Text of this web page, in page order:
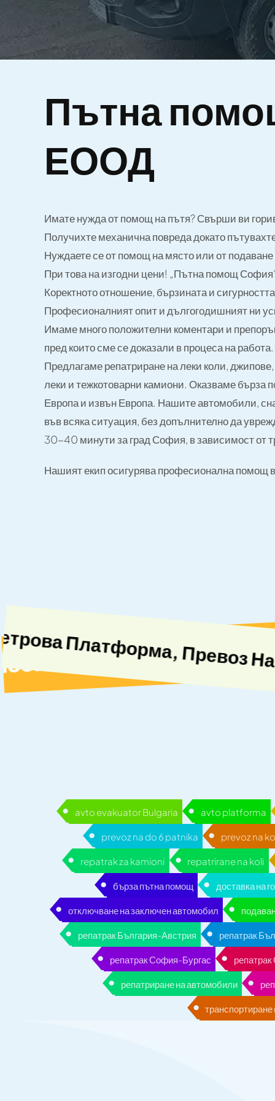
Пътна
ЕООД
Имате нужда от помощ на пътя? Свърши ви
Получихте механична повреда докато
Нуждаете се от помощ на място или от
При това на изгодни цени! „Пътна помощ
Коректното отношение, бързината и
Професионалният опит и дългогодишният ни
Имаме много положителни коментари и
пред които сме се доказали в процеса на
Предлагаме репатриране на леки коли,
леки и тежкотоварни камиони. Оказваме бърза
Европа и извън Европа. Нашите автомобили,
във всяка ситуация, без допълнително да
30-40 минути за град София, в зависимост от
Нашият екип осигурява професионална помощ
avto evakuator Bulgaria avto platforma
prevoz na do 6 patnika prevoz na
repatrak za kamioni repatrirane na koli
бърза пътна помощ доставка на
отключване на заключен автомобил
репатрак България-Австрия репатрак
репатрак София-Бургас
репатриране на автомобили
транспортиране